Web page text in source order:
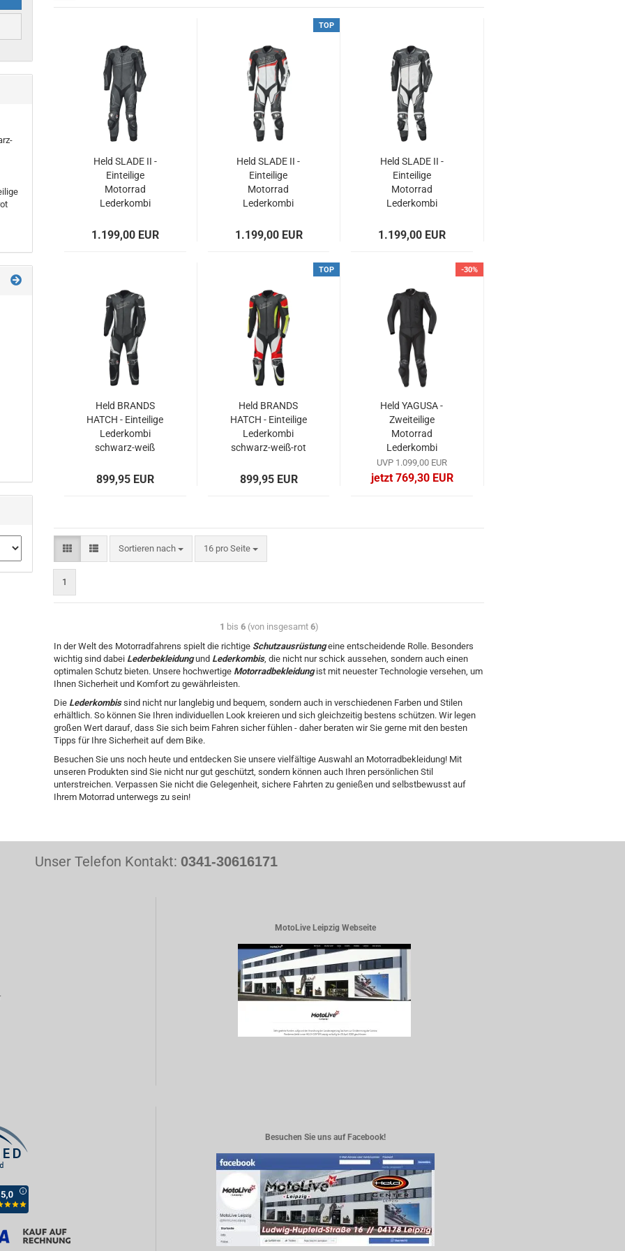
Held SLADE II -
Einteilige
Motorrad
Lederkombi
1.199,00 EUR
TOP
Held SLADE II -
Einteilige
Motorrad
Lederkombi
1.199,00 EUR
Held SLADE II -
Einteilige
Motorrad
Lederkombi
1.199,00 EUR
Held BRANDS
HATCH - Einteilige
Lederkombi
schwarz-weiß
899,95 EUR
TOP
Held BRANDS
HATCH - Einteilige
Lederkombi
schwarz-weiß-rot
899,95 EUR
-30%
Held YAGUSA -
Zweiteilige
Motorrad
Lederkombi
schwarz
UVP 1.099,00 EUR
jetzt 769,30 EUR
Sortieren nach 16 pro Seite
1
1 bis 6(von insgesamt 6)
In der Welt des Motorradfahrens spielt die richtige Schutzausrüstungeine entscheidende Rolle. Besonders
wichtig sind dabei Lederbekleidungund Lederkombis, die nicht nur schick aussehen, sondern auch einen
optimalen Schutz bieten. Unsere hochwertige Motorradbekleidungist mit neuester Technologie versehen, um
Ihnen Sicherheit und Komfort zu gewährleisten.
Die Lederkombissind nicht nur langlebig und bequem, sondern auch in verschiedenen Farben und Stilen
erhältlich. So können Sie Ihren individuellen Look kreieren und sich gleichzeitig bestens schützen. Wir legen
großen Wert darauf, dass Sie sich beim Fahren sicher fühlen - daher beraten wir Sie gerne mit den besten
Tipps für Ihre Sicherheit auf dem Bike.
Besuchen Sie uns noch heute und entdecken Sie unsere vielfältige Auswahl an Motorradbekleidung! Mit
unseren Produkten sind Sie nicht nur gut geschützt, sondern können auch Ihren persönlichen Stil
unterstreichen. Verpassen Sie nicht die Gelegenheit, sichere Fahrten zu genießen und selbstbewusst auf
Ihrem Motorrad unterwegs zu sein!
Unser Telefon Kontakt: 0341-30616171
MotoLive Leipzig Webseite
Besuchen Sie uns auf Facebook!